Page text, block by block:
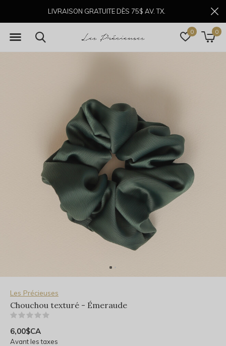
0 0
LIVRAISON GRATUITE DÈS 75$ AV. TX.
Les Précieuses
Chouchou texturé - Émeraude
6,00$CA
Avant les taxes